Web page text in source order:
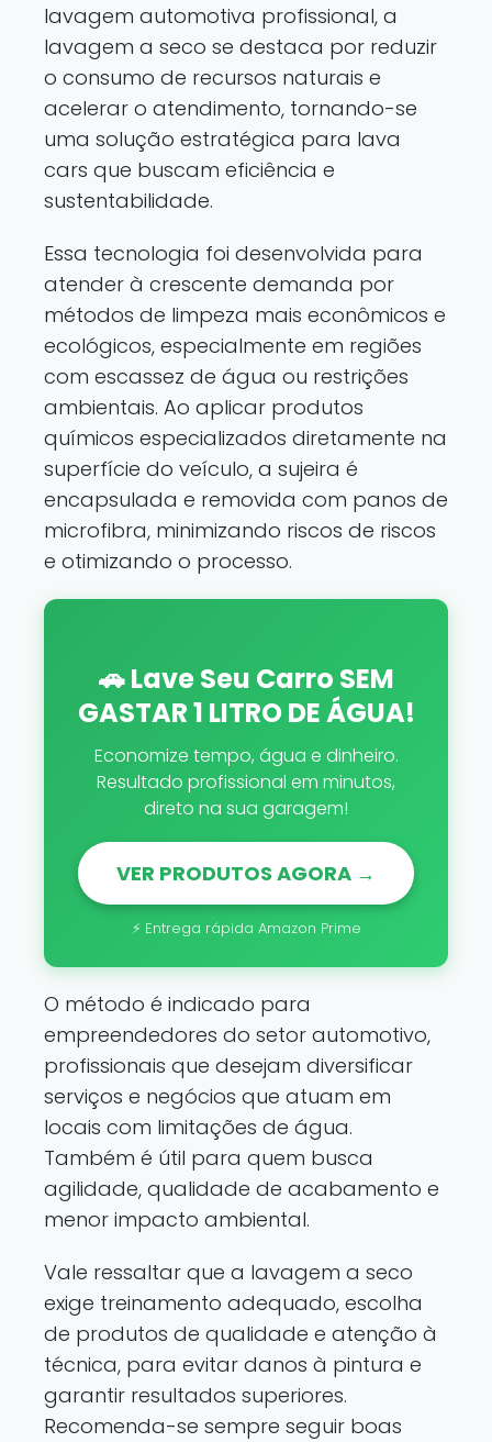
lavagem automotiva profissional, a
lavagem a seco se destaca por reduzir
o consumo de recursos naturais e
acelerar o atendimento, tornando-se
uma solução estratégica para lava
cars que buscam eficiência e
sustentabilidade.
Essa tecnologia foi desenvolvida para
atender à crescente demanda por
métodos de limpeza mais econômicos e
ecológicos, especialmente em regiões
com escassez de água ou restrições
ambientais. Ao aplicar produtos
químicos especializados diretamente na
superfície do veículo, a sujeira é
encapsulada e removida com panos de
microfibra, minimizando riscos de riscos
e otimizando o processo.
🚗 Lave Seu Carro SEM
GASTAR 1 LITRO DE ÁGUA!
Economize tempo, água e dinheiro.
Resultado profissional em minutos,
direto na sua garagem!
VER PRODUTOS AGORA →
⚡ Entrega rápida Amazon Prime
O método é indicado para
empreendedores do setor automotivo,
profissionais que desejam diversificar
serviços e negócios que atuam em
locais com limitações de água.
Também é útil para quem busca
agilidade, qualidade de acabamento e
menor impacto ambiental.
Vale ressaltar que a lavagem a seco
exige treinamento adequado, escolha
de produtos de qualidade e atenção à
técnica, para evitar danos à pintura e
garantir resultados superiores.
Recomenda-se sempre seguir boas